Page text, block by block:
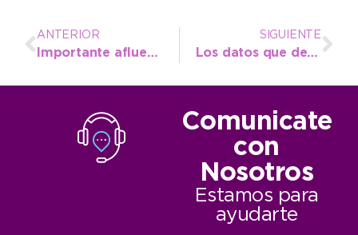
ANTERIOR
Importante afluencia turística durante el primer fin de semana de febrero
SIGUIENTE
Los datos que dejó el turismo en Necochea durante enero
Comunicate
con
Nosotros
Estamos para
ayudarte